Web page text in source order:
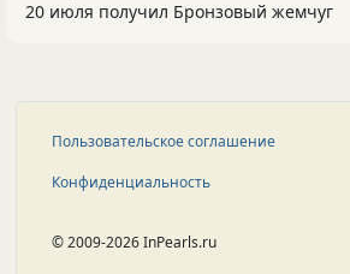
20 июля получил Бронзовый жемчуг
Пользовательское соглашение
Конфиденциальность
© 2009-2026 InPearls.ru